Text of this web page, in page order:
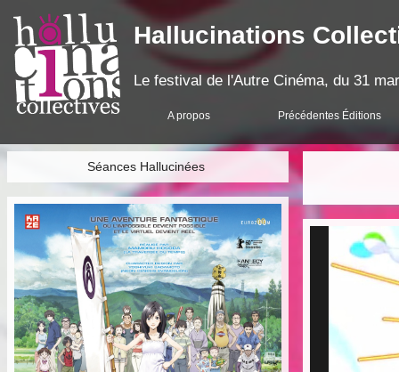
Hallucinations
Le festival de l'Autre Cinéma, du 31
A propos Précédentes Éditions
Séances Hallucinées